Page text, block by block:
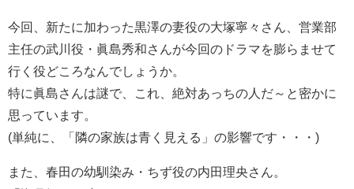
今回、新たに加わった黒澤の妻役の大塚寧々さん、営業部
主任の武川役・眞島秀和さんが今回のドラマを膨らませて
行く役どころなんでしょうか。
特に眞島さんは謎で、これ、絶対あっちの人だ～と密かに
思っています。
(単純に、「隣の家族は青く見える」の影響です・・・)
また、春田の幼馴染み・ちず役の内田理央さん。